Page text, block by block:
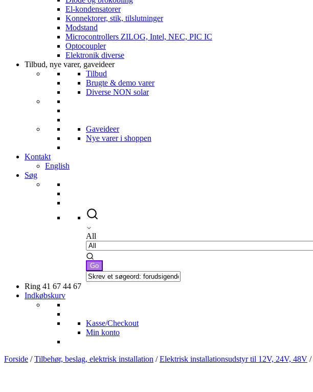
El-kondensatorer
Konnektorer, stik, tilslutninger
Modstand
Microcontrollers ZILOG, Intel, NEC, PIC IC
Optocoupler
Elektronik diverse
Tilbud, nye varer, gaveideer
Tilbud
Brugte & demo varer
Diverse NON solar
Gaveideer
Nye varer i shoppen
Kontakt
English
Søg
All
Ring 41 67 44 67
Indkøbskurv
Kasse/Checkout
Min konto
Forside /Tilbehør, beslag, elektrisk installation /Elektrisk installationsudstyr til 12V, 24V, 48V /